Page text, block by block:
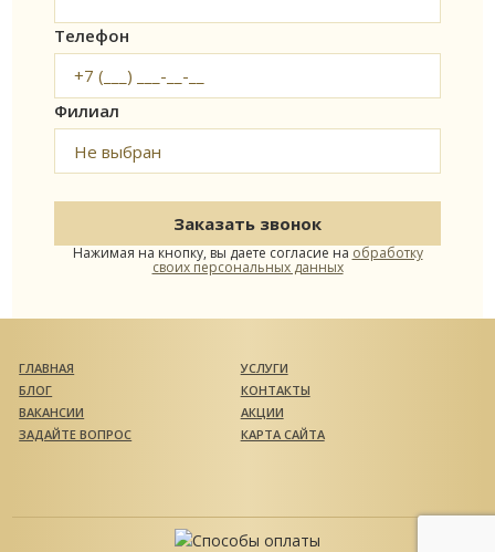
Телефон
Филиал
Заказать звонок
Нажимая на кнопку, вы даете согласие на обработку
своих персональных данных
ГЛАВНАЯ
УСЛУГИ
БЛОГ
КОНТАКТЫ
ВАКАНСИИ
АКЦИИ
ЗАДАЙТЕ ВОПРОС
КАРТА САЙТА